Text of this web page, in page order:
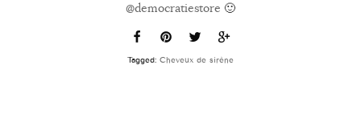
@democratiestore 🙂
Tagged: Cheveux de sirène